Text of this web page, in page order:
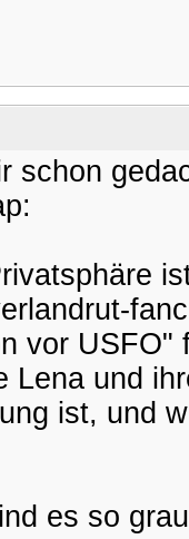
schon
vor
Lena und
ist, und
es so